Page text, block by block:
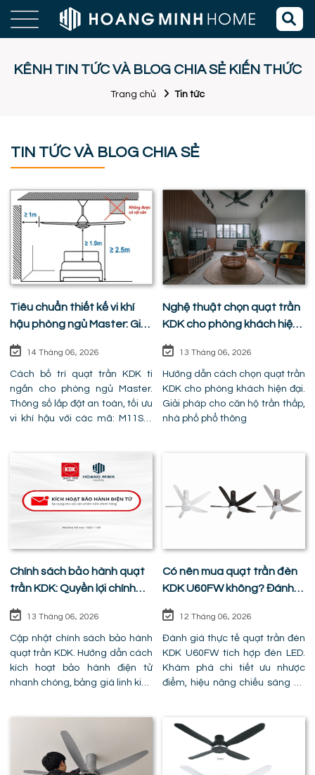
KÊNH TIN TỨC VÀ BLOG CHIA SẺ KIẾN THỨC
Trang chủ Tin tức
TIN TỨC VÀ BLOG CHIA SẺ
Tiêu chuẩn thiết kế vi khí
hậu phòng ngủ Master: Giải
pháp quạt trần KDK ti ngắn
chuẩn nhân trắc học
14 Tháng 06, 2026
Cách bố trí quạt trần KDK ti
ngắn cho phòng ngủ Master.
Thông số lắp đặt an toàn, tối ưu
vi khí hậu với các mã: M11SU,
Nghệ thuật chọn quạt trần
KDK cho phòng khách hiện
đại
13 Tháng 06, 2026
Hướng dẫn cách chọn quạt trần
KDK cho phòng khách hiện đại.
Giải pháp cho căn hộ trần thấp,
nhà phố phổ thông
Chính sách bảo hành quạt
trần KDK: Quyền lợi chính
chữa từ A-Z
13 Tháng 06, 2026
Cập nhật chính sách bảo hành
quạt trần KDK. Hướng dẫn cách
kích hoạt bảo hành điện tử
nhanh chóng, bảng giá linh kiện
Có nên mua quạt trần đèn
KDK U60FW không? Đánh
thực tế12 Tháng 06, 2026
Đánh giá thực tế quạt trần đèn
KDK U60FW tích hợp đèn LED.
Khám phá chi tiết ưu nhược
điểm, hiệu năng chiếu sáng và